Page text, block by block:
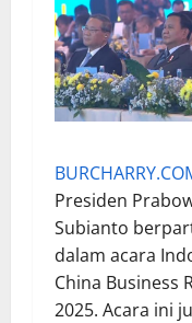
Presiden
Subianto
dalam acara
China Business
2025. Acara ini